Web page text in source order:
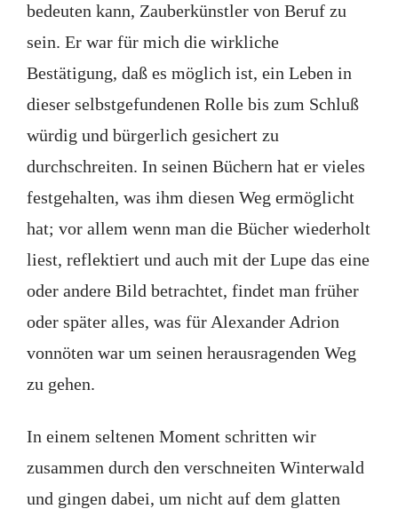
bedeuten kann, Zauberkünstler von Beruf zu
sein. Er war für mich die wirkliche
Bestätigung, daß es möglich ist, ein Leben in
dieser selbstgefundenen Rolle bis zum Schluß
würdig und bürgerlich gesichert zu
durchschreiten. In seinen Büchern hat er vieles
festgehalten, was ihm diesen Weg ermöglicht
hat; vor allem wenn man die Bücher wiederholt
liest, reflektiert und auch mit der Lupe das eine
oder andere Bild betrachtet, findet man früher
oder später alles, was für Alexander Adrion
vonnöten war um seinen herausragenden Weg
zu gehen.
In einem seltenen Moment schritten wir
zusammen durch den verschneiten Winterwald
und gingen dabei, um nicht auf dem glatten